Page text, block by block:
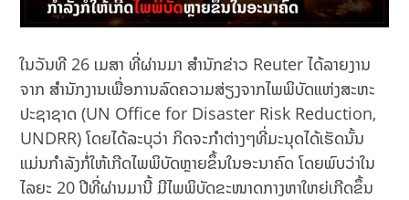
ໃນວັນທີ 26 ເມສາ ທີ່ຜ່ານມາ ສໍານັກຂ່າວ Reuter ໄດ້ລາຍງານ
ຈາກ ສຳນັກງານເພື່ອການລົດຄວາມສ່ຽງຈາກໄພພິບັດແຫ່ງສະຫະ
ປະຊາຊາດ (UN Office for Disaster Risk Reduction,
UNDRR) ໂດຍໄດ້ລະບຸວ່າ ກິດຈະກໍາຕ່າງໆທີ່ມະນຸດໄດ້ເຮັດນັ້ນ
ແມ່ນກໍາລັງກໍ່ໃຫ້ເກີດໄພພິບັດຫຼາຍຂຶ້ນໃນອະນາຄົດ ໂດຍພົບວ່າໃນ
ໄລຍະ 20 ປີທີ່ຜ່ານມານີ້ ມີໄພພິບັດຂະໜາດກາງຫາໃຫຍ່ເກີດຂຶ້ນ